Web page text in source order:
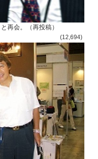
再会。（再投稿）
(12,694)